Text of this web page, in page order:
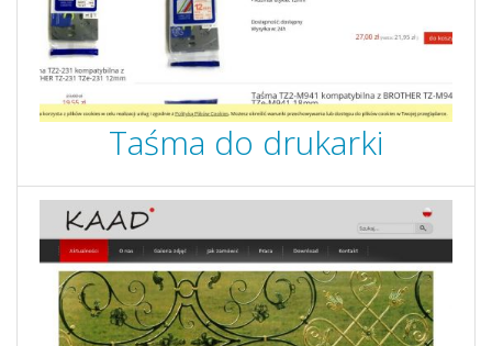
Taśma do drukarki